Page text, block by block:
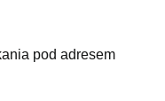
pod adresem